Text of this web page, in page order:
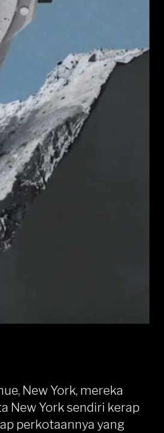
New York, mereka
New York sendiri kerap
perkotaannya yang